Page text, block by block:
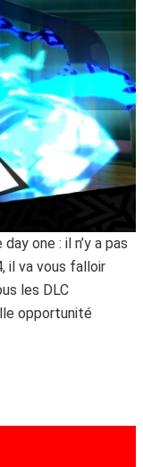
one : il n’y a pas
il va vous falloir
les DLC
opportunité